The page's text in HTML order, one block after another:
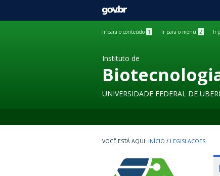
GOVBR
Ir para o conteúdo 1 Ir para o menu 2 Ir
Instituto de
UNIVERSIDADE FEDERAL DE
INÍCIO / LEGISLACOES